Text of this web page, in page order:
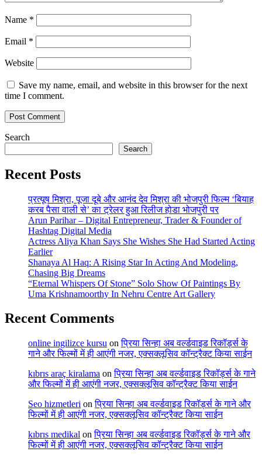
Name *
Email *
Website
Save my name, email, and website in this browser for the next
time I comment.
Search
Search
Recent Posts
प्रत्यूष मिश्रा, पूजा दूबे और आनंद देव मिश्रा की भोजपुरी फिल्म ‘बियाह
करब पैसा वाली से’ का ट्रेलर हुआ रिलीज होडा भोजपुरी पर
Arun Parihar – Digital Entrepreneur, Trader & Founder of
Hashtag Digital Media
Actress Aliya Khan Says She Wishes She Had Started Acting
Earlier
Shanaya Al Haq: A Rising Star In Acting And Modeling,
Chasing Big Dreams
“Eternal Whispers Of Stone” Solo Show Of Paintings By
Uma Krishnamoorthy In Nehru Centre Art Gallery
Recent Comments
online ingilizce kursu onप्रिया सिन्हा अब वर्ल्डवाइड रिकॉर्ड्स के
गाने और फिल्मों में ही आएंगी नजर, एक्सक्लूसिव कॉन्ट्रैक्ट किया साईन
kıbrıs araç kiralama onप्रिया सिन्हा अब वर्ल्डवाइड रिकॉर्ड्स के गाने
और फिल्मों में ही आएंगी नजर, एक्सक्लूसिव कॉन्ट्रैक्ट किया साईन
Seo hizmetleri onप्रिया सिन्हा अब वर्ल्डवाइड रिकॉर्ड्स के गाने और
फिल्मों में ही आएंगी नजर, एक्सक्लूसिव कॉन्ट्रैक्ट किया साईन
kıbrıs medikal onप्रिया सिन्हा अब वर्ल्डवाइड रिकॉर्ड्स के गाने और
फिल्मों में ही आएंगी नजर, एक्सक्लूसिव कॉन्ट्रैक्ट किया साईन